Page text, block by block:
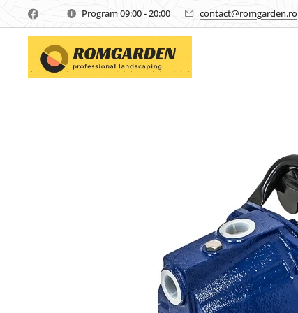
Program 09:00 - 20:00 contact@romgarden.ro